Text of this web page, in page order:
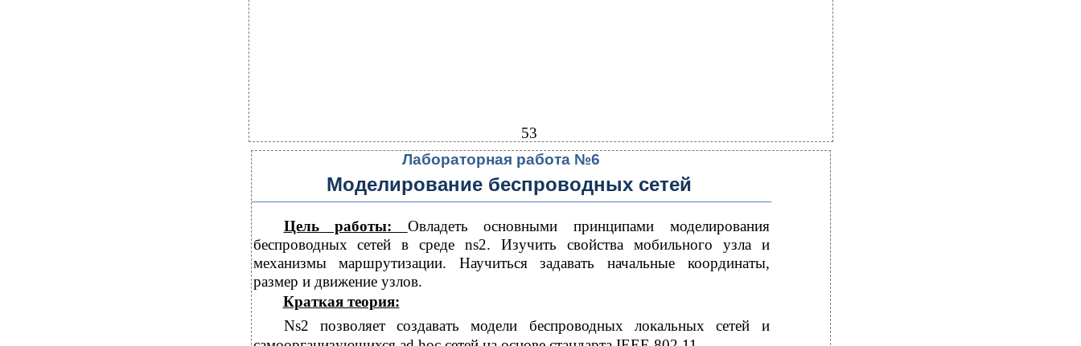
53
Лабораторная работа №6
Моделирование беспроводных сетей
Цель работы: Овладеть основными принципами моделирования
беспроводных сетей в среде ns2. Изучить свойства мобильного узла и
механизмы маршрутизации. Научиться задавать начальные координаты,
размер и движение узлов.
Краткая теория:
Ns2 позволяет создавать модели беспроводных локальных сетей и